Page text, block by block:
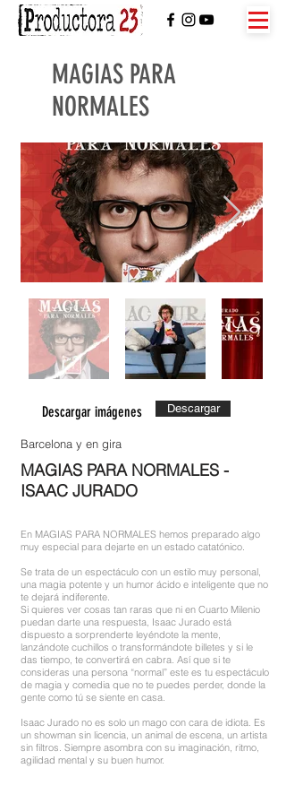
MAGIAS PARA
NORMALES
Descargar imágenes Descargar
Barcelona y en gira
MAGIAS PARA NORMALES -
ISAAC JURADO
En MAGIAS PARA NORMALES hemos preparado algo
muy especial para dejarte en un estado catatónico.
Se trata de un espectáculo con un estilo muy personal,
una magia potente y un humor ácido e inteligente que no
te dejará indiferente.
Si quieres ver cosas tan raras que ni en Cuarto Milenio
puedan darte una respuesta, Isaac Jurado está
dispuesto a sorprenderte leyéndote la mente,
lanzándote cuchillos o transformándote billetes y si le
das tiempo, te convertirá en cabra. Así que si te
consideras una persona “normal” este es tu espectáculo
de magia y comedia que no te puedes perder, donde la
gente como tú se siente en casa.
Isaac Jurado no es solo un mago con cara de idiota. Es
un showman sin licencia, un animal de escena, un artista
sin filtros. Siempre asombra con su imaginación, ritmo,
agilidad mental y su buen humor.